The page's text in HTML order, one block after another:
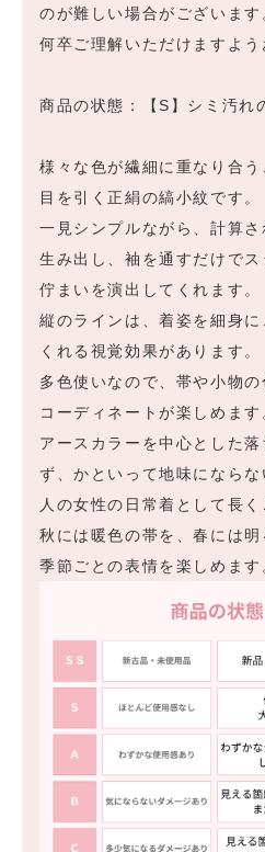
のが難しい場合がございます
何卒ご理解いただけますよう
商品の状態：【S】シミ汚れ
様々な色が繊細に重なり合
目を引く正絹の縞小紋です。
一見シンプルながら、計算
生み出し、袖を通すだけで
佇まいを演出してくれます。
縦のラインは、着姿を細身
くれる視覚効果があります。
多色使いなので、帯や小物
コーディネートが楽しめます
アースカラーを中心とした
ず、かといって地味になら
人の女性の日常着として長く
秋には暖色の帯を、春には明
季節ごとの表情を楽しめます